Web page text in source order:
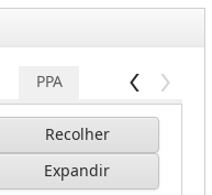
PPA
Recolher
Expandir